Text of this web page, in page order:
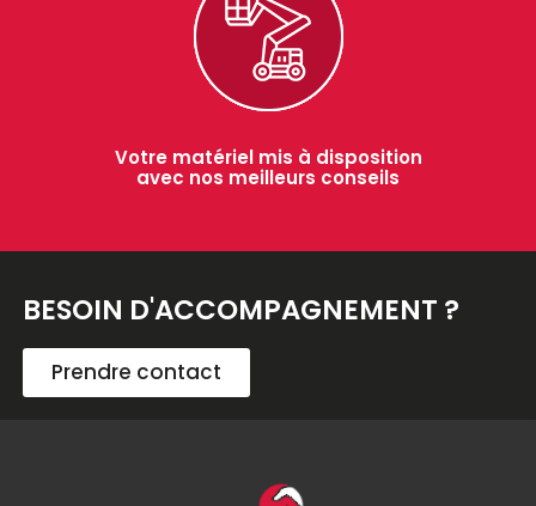
Votre matériel mis à disposition
avec nos meilleurs conseils
BESOIN D'ACCOMPAGNEMENT ?
Prendre contact